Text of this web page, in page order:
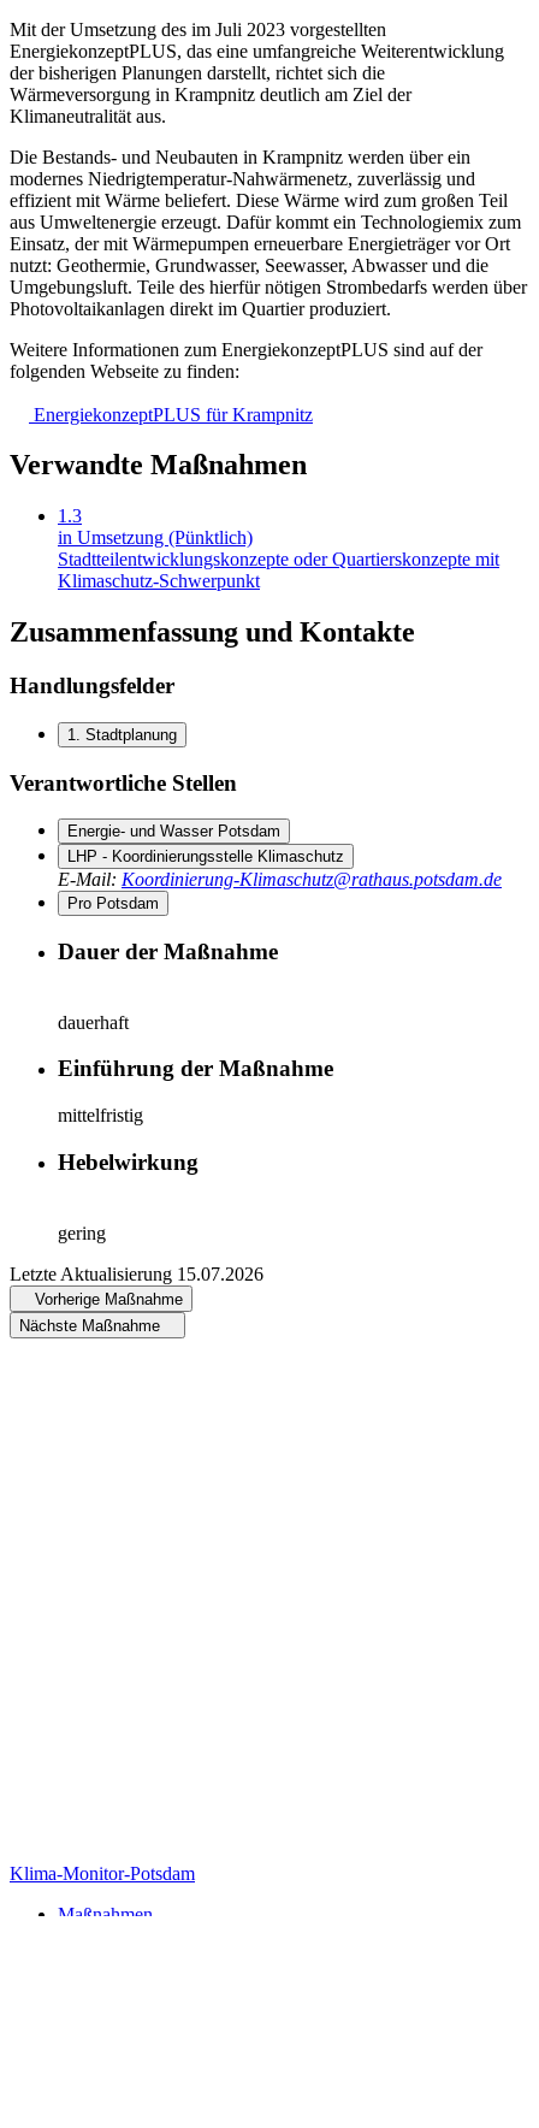
Mit der Umsetzung des im Juli 2023 vorgestellten
EnergiekonzeptPLUS, das eine umfangreiche Weiterentwicklung
der bisherigen Planungen darstellt, richtet sich die
Wärmeversorgung in Krampnitz deutlich am Ziel der
Klimaneutralität aus.
Die Bestands- und Neubauten in Krampnitz werden über ein
modernes Niedrigtemperatur-Nahwärmenetz, zuverlässig und
effizient mit Wärme beliefert. Diese Wärme wird zum großen Teil
aus Umweltenergie erzeugt. Dafür kommt ein Technologiemix zum
Einsatz, der mit Wärmepumpen erneuerbare Energieträger vor Ort
nutzt: Geothermie, Grundwasser, Seewasser, Abwasser und die
Umgebungsluft. Teile des hierfür nötigen Strombedarfs werden über
Photovoltaikanlagen direkt im Quartier produziert.
Weitere Informationen zum EnergiekonzeptPLUS sind auf der
folgenden Webseite zu finden:
EnergiekonzeptPLUS für Krampnitz
Verwandte Maßnahmen
1.3
in Umsetzung (Pünktlich)
Stadtteilentwicklungskonzepte oder Quartierskonzepte mit
Klimaschutz-Schwerpunkt
Zusammenfassung und Kontakte
Handlungsfelder
1. Stadtplanung
Verantwortliche Stellen
Energie- und Wasser Potsdam
LHP - Koordinierungsstelle Klimaschutz
E-Mail: Koordinierung-Klimaschutz@rathaus.potsdam.de
Pro Potsdam
Dauer der Maßnahme
dauerhaft
Einführung der Maßnahme
mittelfristig
Hebelwirkung
gering
Letzte Aktualisierung 15.07.2026
Vorherige Maßnahme
Nächste Maßnahme
Klima-Monitor-Potsdam
Maßnahmen